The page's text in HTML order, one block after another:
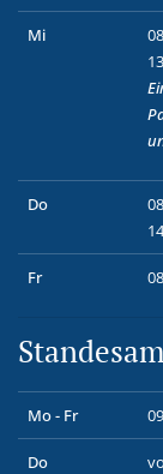
Mi
Do
Fr
Mo - Fr
Do